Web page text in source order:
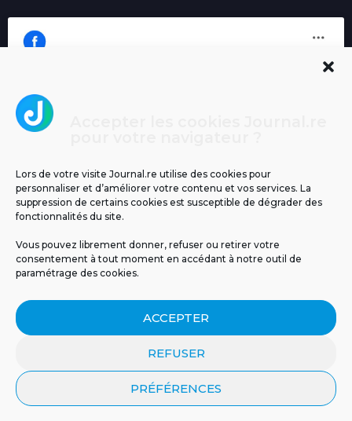
Lors de votre visite Journal.re utilise des cookies pour
personnaliser et d’améliorer votre contenu et vos services. La
suppression de certains cookies est susceptible de dégrader des
fonctionnalités du site.
Vous pouvez librement donner, refuser ou retirer votre
consentement à tout moment en accédant à notre outil de
paramétrage des cookies.
ACCEPTER
REFUSER
PRÉFÉRENCES
MENTIONS LÉGALES PUBLICITÉ
BLOG
NOS ÉMISSIONS
POLITIQUE DE CONFIDENTIALITÉ
CONTACT
© 2026 Tous droits réservés